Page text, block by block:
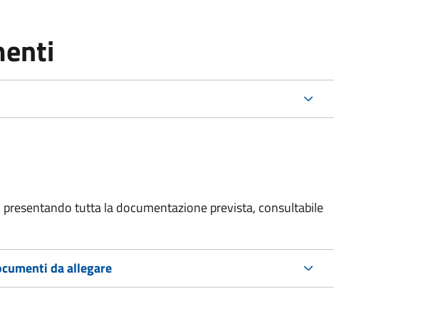
tutta la documentazione prevista, consultabile
da allegare